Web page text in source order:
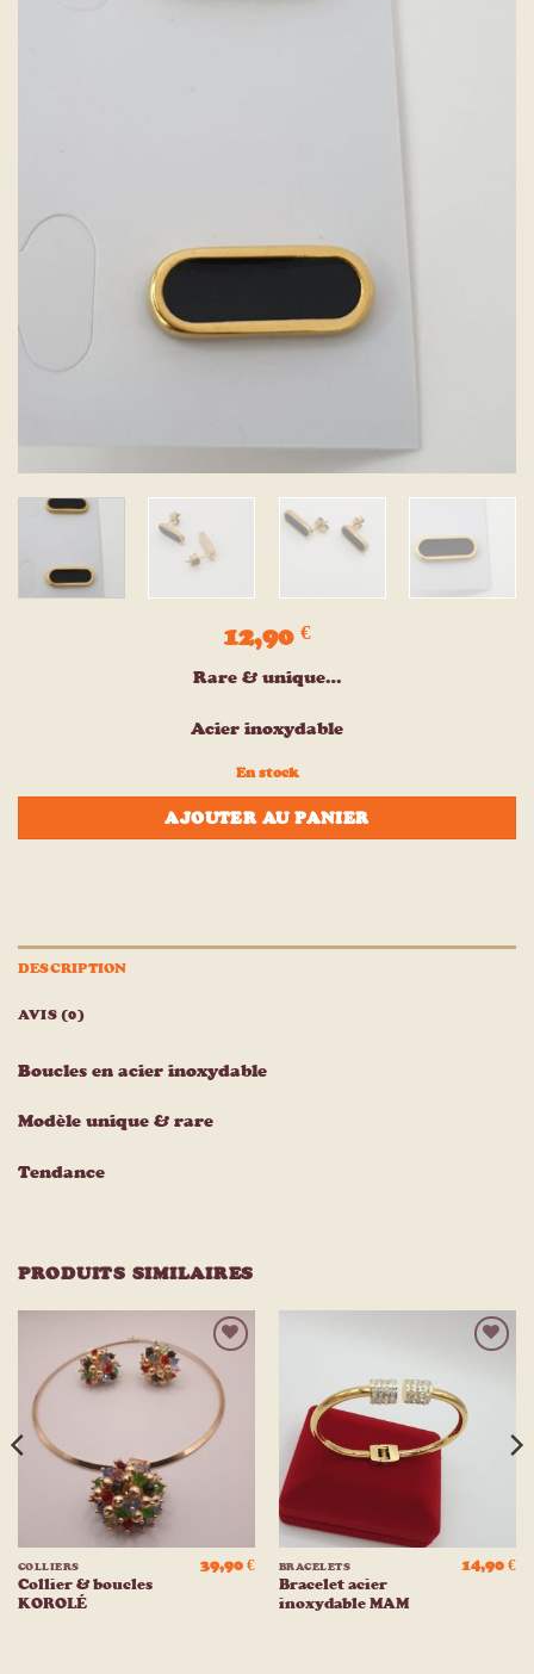
12,90 €
Rare & unique…
Acier inoxydable
En stock
AJOUTER AU PANIER
DESCRIPTION
AVIS (0)
Boucles en acier inoxydable
Modèle unique & rare
Tendance
PRODUITS SIMILAIRES
Ajouter
à la
liste
d’envies
COLLIERS
Collier & boucles
KOROLÉ
39,90€
d’envies
BRACELETS
Bracelet acier
inoxydable MAM
14,90€